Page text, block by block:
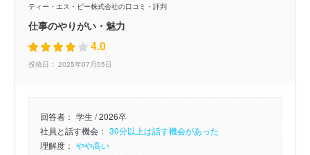
ティー・エス・ビー株式会社の口コミ・評判
仕事のやりがい・魅力
4.0
投稿日： 2025年07月05日
回答者： 学生 / 2026卒
社員と話す機会： 30分以上は話す機会があった
理解度： やや高い